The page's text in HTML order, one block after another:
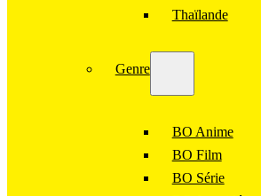
Thaïlande
Genre
BO Anime
BO Film
BO Série